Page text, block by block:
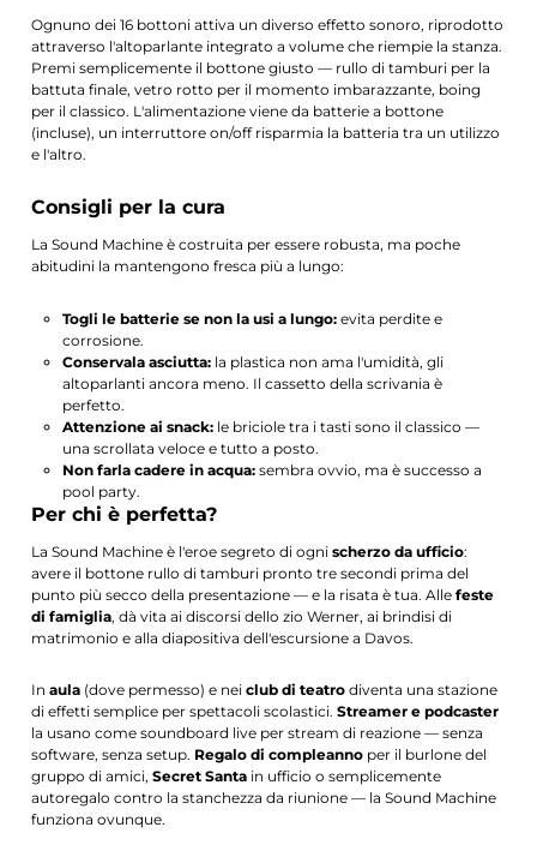
Ognuno dei 16 bottoni attiva un diverso effetto sonoro, riprodotto
attraverso l'altoparlante integrato a volume che riempie la stanza.
Premi semplicemente il bottone giusto — rullo di tamburi per la
battuta finale, vetro rotto per il momento imbarazzante, boing
per il classico. L'alimentazione viene da batterie a bottone
(incluse), un interruttore on/off risparmia la batteria tra un utilizzo
e l'altro.
Consigli per la cura
La Sound Machine è costruita per essere robusta, ma poche
abitudini la mantengono fresca più a lungo:
Togli le batterie se non la usi a lungo:evita perdite e
corrosione.
Conservala asciutta:la plastica non ama l'umidità, gli
altoparlanti ancora meno. Il cassetto della scrivania è
perfetto.
Attenzione ai snack:le briciole tra i tasti sono il classico —
una scrollata veloce e tutto a posto.
Non farla cadere in acqua:sembra ovvio, ma è successo a
pool party.
Per chi è perfetta?
La Sound Machine è l'eroe segreto di ognischerzo da ufficio:
avere il bottone rullo di tamburi pronto tre secondi prima del
punto più secco della presentazione — e la risata è tua. Allefeste
di famiglia, dà vita ai discorsi dello zio Werner, ai brindisi di
matrimonio e alla diapositiva dell'escursione a Davos.
Inaula (dove permesso) e neiclub di teatro diventa una stazione
di effetti semplice per spettacoli scolastici.Streamer e podcaster
la usano come soundboard live per stream di reazione — senza
software, senza setup. Regalo di compleanno per il burlone del
gruppo di amici,Secret Santa in ufficio o semplicemente
autoregalo contro la stanchezza da riunione — la Sound Machine
funziona ovunque.